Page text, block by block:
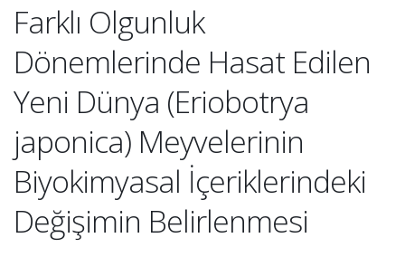
Farklı Olgunluk
Dönemlerinde Hasat Edilen
Yeni Dünya (Eriobotrya
japonica) Meyvelerinin
Biyokimyasal İçeriklerindeki
Değişimin Belirlenmesi